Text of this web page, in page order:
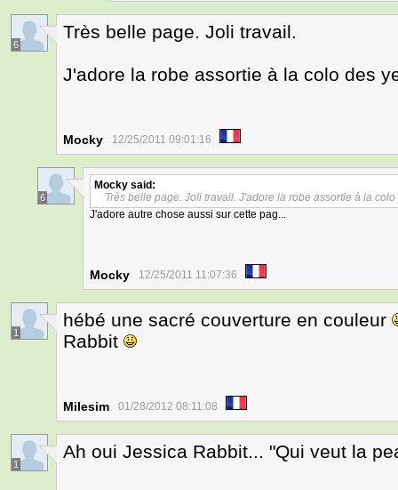
6
Très belle page. Joli travail.
J'adore la robe assortie à la colo des
Mocky 12/25/2011 09:01:16
6
Mocky said:
Très belle page. Joli travail. J'adore la robe assortie à la colo
J'adore autre chose aussi sur cette pag...
Mocky 12/25/2011 11:07:36
1
hébé une sacré couverture en couleur
Rabbit
Milesim 01/28/2012 08:11:08
1
Ah oui Jessica Rabbit... "Qui veut la